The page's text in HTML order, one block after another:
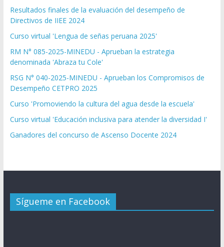
Resultados finales de la evaluación del desempeño de
Directivos de IIEE 2024
Curso virtual 'Lengua de señas peruana 2025'
RM N° 085-2025-MINEDU - Aprueban la estrategia
denominada 'Abraza tu Cole'
RSG N° 040-2025-MINEDU - Aprueban los Compromisos de
Desempeño CETPRO 2025
Curso 'Promoviendo la cultura del agua desde la escuela'
Curso virtual 'Educación inclusiva para atender la diversidad I'
Ganadores del concurso de Ascenso Docente 2024
Sígueme en Facebook